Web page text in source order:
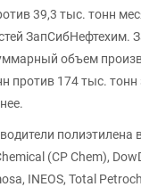
39,3 тыс. тонн
ЗапСибНефтехим.
объем
против 174 тыс.
(CP Chem),
INEOS, Total